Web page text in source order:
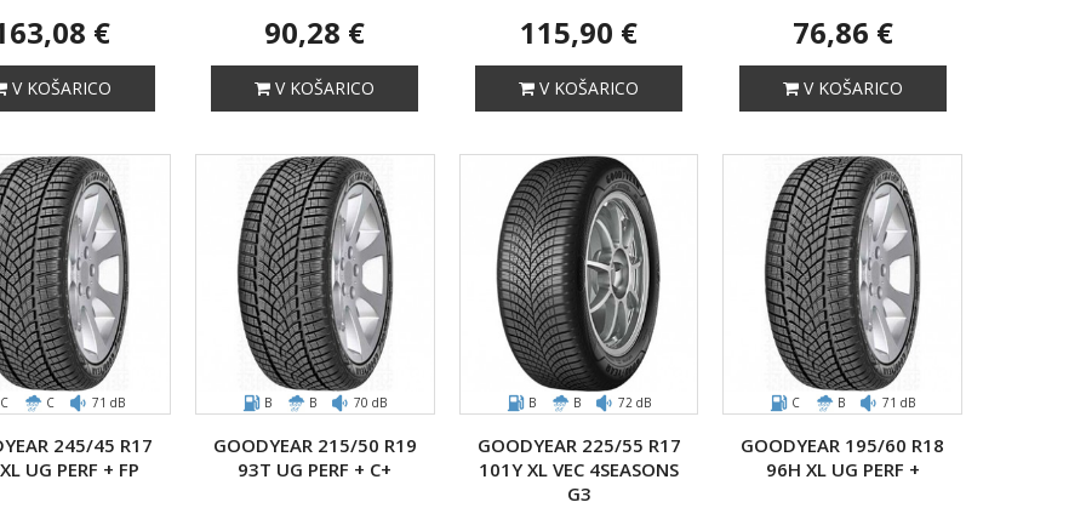
€
V KOŠARICO
90,28 €
V KOŠARICO
115,90 €
V KOŠARICO
76,86 €
V KOŠARICO
C C 71 dB
245/45 R17
UG PERF + FP
B B 70 dB
GOODYEAR 215/50 R19
93T UG PERF + C+
B B 72 dB
GOODYEAR 225/55 R17
101Y XL VEC 4SEASONS
G3
C B 71 dB
GOODYEAR 195/60 R18
96H XL UG PERF +